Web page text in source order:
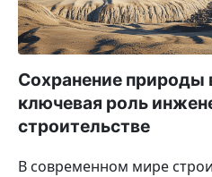
Сохранение природы
ключевая роль
строительстве
В современном мире